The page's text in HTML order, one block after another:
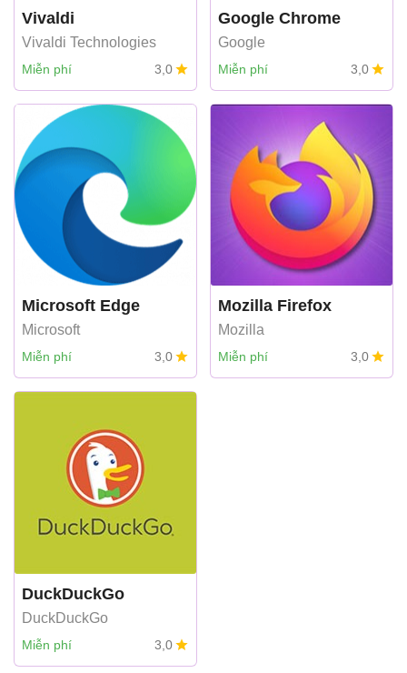
Vivaldi
Vivaldi Technologies
Miễn phí 3,0
Google Chrome
Google
Miễn phí 3,0
Microsoft Edge
Microsoft
Miễn phí 3,0
Mozilla Firefox
Mozilla
Miễn phí 3,0
DuckDuckGo
DuckDuckGo
Miễn phí 3,0